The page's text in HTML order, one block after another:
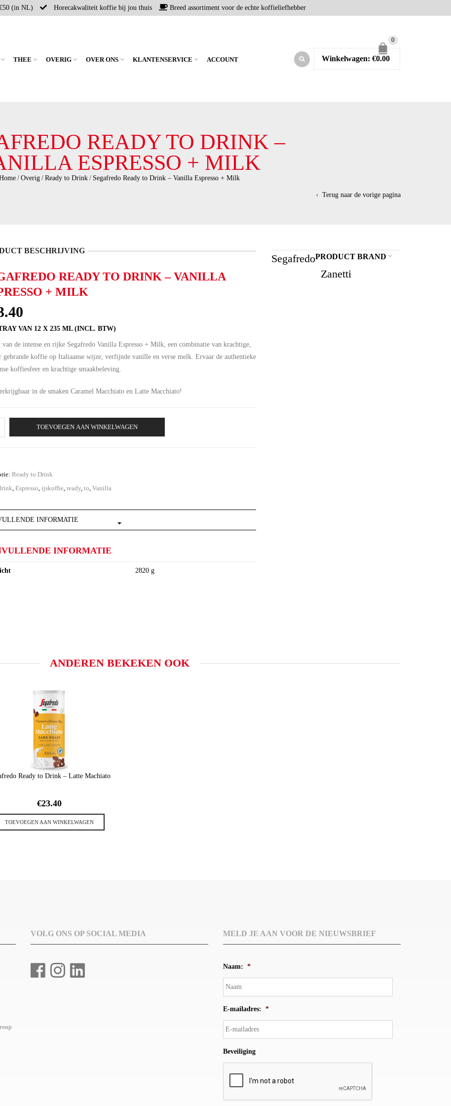
(in NL) Horecakwaliteit koffie bij jou thuis Breed assortiment voor de echte koffieliefhebber
THEE OVERIG OVER ONS KLANTENSERVICE ACCOUNT
0
Winkelwagen: €0.00
READY TO DRINK –
ESPRESSO + MILK
/ Overig / Ready to Drink / Segafredo Ready to Drink – Vanilla Espresso + Milk
Terug naar de vorige pagina
BESCHRIJVING
READY TO DRINK – VANILLA
+ MILK
VAN 12 X 235 ML (INCL. BTW)
van de intense en rijke Segafredo Vanilla Espresso + Milk, een combinatie van krachtige,
gebrande koffie op Italiaanse wijze, verfijnde vanille en verse melk. Ervaar de authentieke
koffiesfeer en krachtige smaakbeleving.
in de smaken Caramel Macchiato en Latte Macchiato!
TOEVOEGEN AAN WINKELWAGEN
Ready to Drink
,Espresso,ijskoffie,ready,to,Vanilla
INFORMATIE
INFORMATIE
2820 g
PRODUCT BRAND
Segafredo
Zanetti
ANDEREN BEKEKEN OOK
Ready to Drink – Latte Machiato
€23.40
TOEVOEGEN AAN WINKELWAGEN
.
VOLG ONS OP SOCIAL MEDIA MELD JE AAN VOOR DE NIEUWSBRIEF
Naam: *
E-mailadres: *
Beveiliging